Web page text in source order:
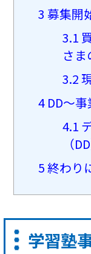
3 募集開
3.1
さ
3.2
4 DD〜
4.1
（DD
5終わり
学習塾